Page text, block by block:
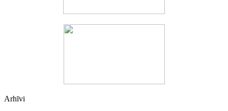
Arhīvi